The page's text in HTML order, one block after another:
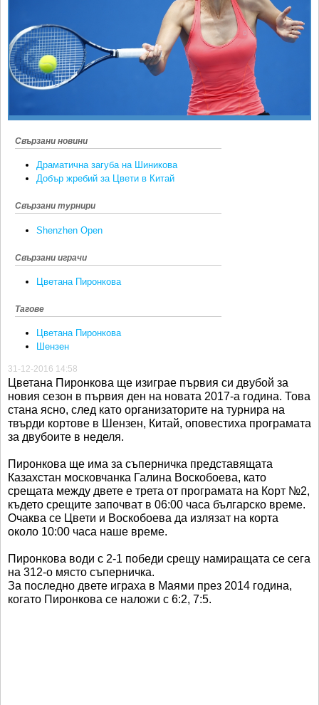
КЛУБОВЕ
БЛОГ
ВИДЕО
Спорт&Фитнес
Други
Любители
Свързани новини
Драматична загуба на Шиникова
Добър жребий за Цвети в Китай
Свързани турнири
Shenzhen Open
Свързани играчи
Цветана Пиронкова
Тагове
Цветана Пиронкова
Шензен
31-12-2016 14:58
Цветана Пиронкова ще изиграе първия си двубой за
новия сезон в първия ден на новата 2017-а година. Това
стана ясно, след като организаторите на турнира на
твърди кортове в Шензен, Китай, оповестиха програмата
за двубоите в неделя.
Пиронкова ще има за съперничка представящата
Казахстан московчанка Галина Воскобоева, като
срещата между двете е трета от програмата на Корт №2,
където срещите започват в 06:00 часа българско време.
Очаква се Цвети и Воскобоева да излязат на корта
около 10:00 часа наше време.
Пиронкова води с 2-1 победи срещу намиращата се сега
на 312-о място съперничка.
За последно двете играха в Маями през 2014 година,
когато Пиронкова се наложи с 6:2, 7:5.